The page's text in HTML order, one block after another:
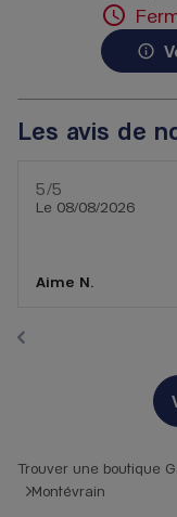
Les avis de
5/5
Le 08/08/2026
Aime N.
Trouver une boutique
Montévrain